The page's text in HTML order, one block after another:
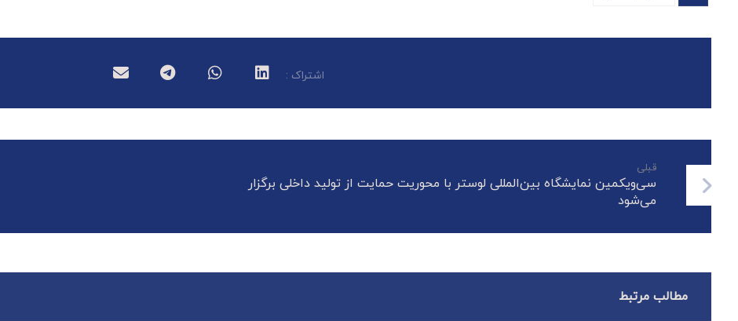
قبلی
سی‌ویکمین نمایشگاه بین‌المللی لوستر با محوریت حمایت از تولید داخلی برگزار
می‌شود
مطالب مرتبط